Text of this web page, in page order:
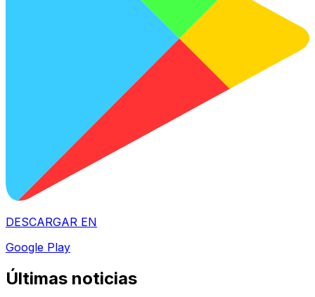
DESCARGAR EN
Google Play
Últimas noticias